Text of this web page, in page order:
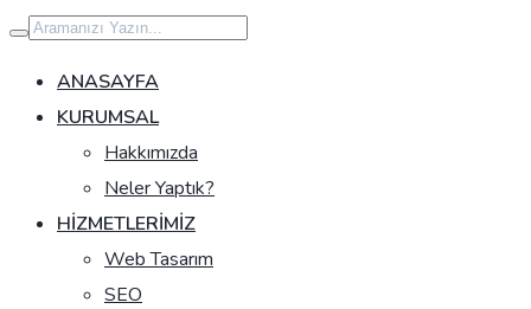
İçeriğe
geç
ANASAYFA
KURUMSAL
Hakkımızda
Neler Yaptık?
HIZMETLERIMIZ
Web Tasarım
SEO